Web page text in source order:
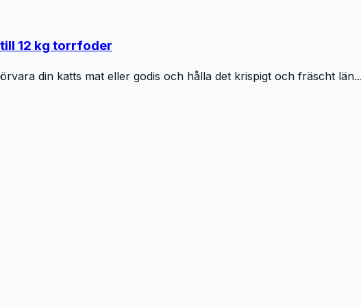
12 kg torrfoder
din katts mat eller godis och hålla det krispigt och fräscht